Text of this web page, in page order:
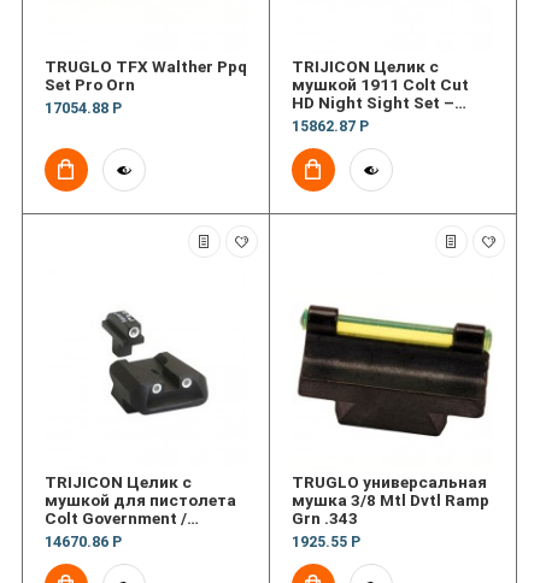
TRUGLO TFX Walther Ppq
Set Pro Orn
17054.88 Р
TRIJICON Целик с
мушкой 1911 Colt Cut
HD Night Sight Set –
Orange Front Outline
15862.87 Р
TRIJICON Целик с
мушкой для пистолета
Colt Government /
Combat Commander 3
Dot Front & Novak® Rear
Night Sight Set
14670.86 Р
TRUGLO универсальная
мушка 3/8 Mtl Dvtl Ramp
Grn .343
1925.55 Р